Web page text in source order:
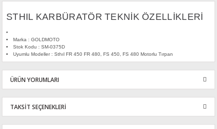
STHIL KARBÜRATÖR TEKNİK ÖZELLİKLERİ
Marka : GOLDMOTO
Stok Kodu : SM-0375D
Uyumlu Modeller : Sthıl FR 450 FR 480,FS 450,FS 480 Motorlu Tırpan
ÜRÜN YORUMLARI
Bu ürüne ilk yorumu siz yapın!
TAKSİT SEÇENEKLERİ